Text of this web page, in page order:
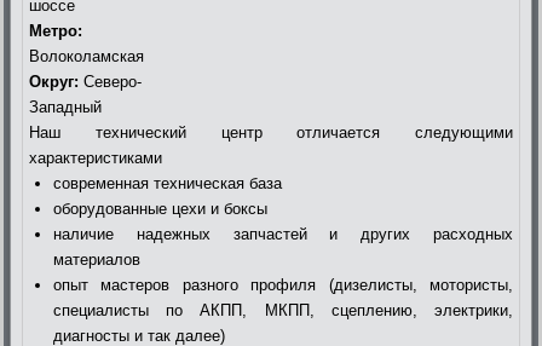
шоссе
Метро:
Волоколамская
Округ: Северо-
Западный
Наш технический центр отличается следующими
характеристиками
современная техническая база
оборудованные цехи и боксы
наличие надежных запчастей и других расходных
материалов
опыт мастеров разного профиля (дизелисты, мотористы,
специалисты по АКПП, МКПП, сцеплению, электрики,
диагносты и так далее)